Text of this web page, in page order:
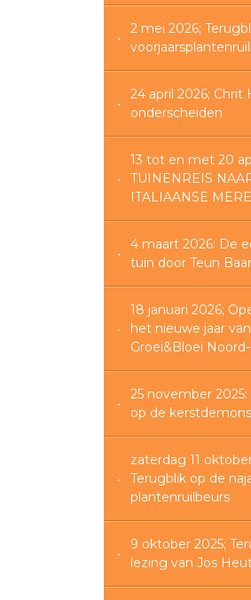
2 mei 2026;
24 april 2026; Chrit
onderscheiden
13 tot en met 20
TUINENREIS
ITALIAANSE
4 maart 2026: De
tuin door Teun
18 januari 2026;
het nieuwe jaar van
Groei&Bloei
25 november
op de
zaterdag 11
Terugblik op de
plantenruilbeurs
9 oktober 2025;
lezing van Jos